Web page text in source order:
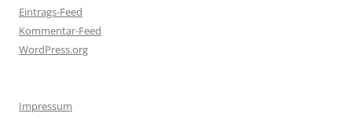
Eintrags-Feed
Kommentar-Feed
WordPress.org
Impressum